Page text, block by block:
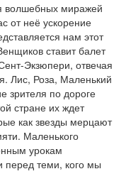
волшебных миражей
от неё ускорение
нам этот
ставит балет
Экзюпери, отвечая
Лис, Роза, Маленький
зрителя по дороге
стране их ждет
как звезды мерцают
Маленького
урокам
перед теми, кого мы